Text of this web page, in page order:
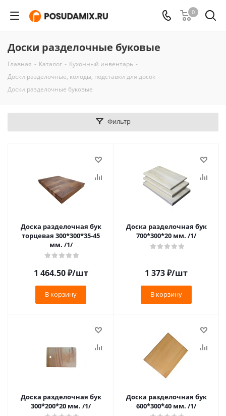
0
Доски разделочные буковые
Главная - Каталог - Кухонный инвентарь -
Доски разделочные, колоды, подставки для досок -
Доски разделочные буковые
Фильтр
Доска разделочная бук
торцевая 300*300*35-45
мм. /1/
1 464.50₽/шт
В корзину
Доска разделочная бук
700*300*20 мм. /1/
1 373₽/шт
В корзину
Доска разделочная бук
300*200*20 мм. /1/
Доска разделочная бук
600*300*40 мм. /1/